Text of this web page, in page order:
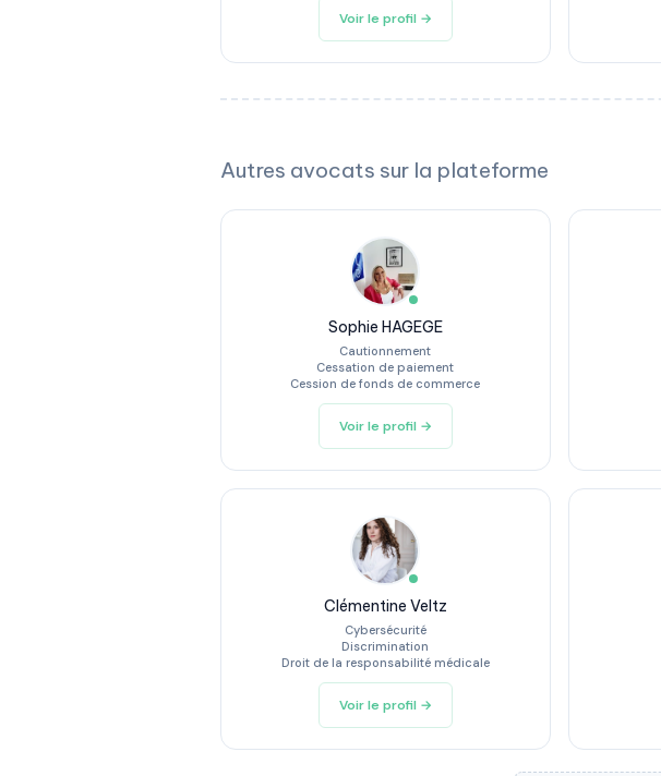
Voir le profil →
Autres avocats sur la plateforme
Sophie HAGEGE
Cautionnement
Cessation de paiement
Cession de fonds de commerce
Voir le profil →
Clémentine Veltz
Cybersécurité
Discrimination
Droit de la responsabilité médicale
Voir le profil →